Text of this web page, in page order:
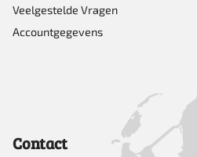
Veelgestelde Vragen
Accountgegevens
Contact